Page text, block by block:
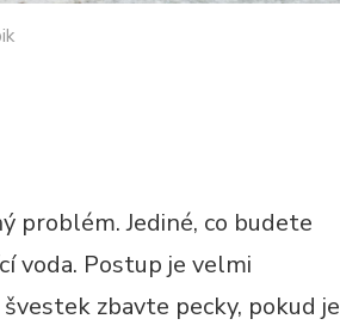
problém. Jediné, co budete
voda. Postup je velmi
zbavte pecky, pokud je